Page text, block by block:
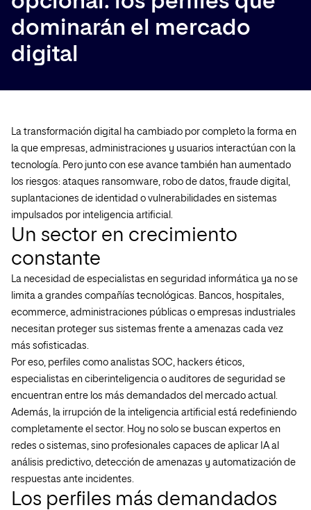
dominarán el mercado
digital
La transformación digital ha cambiado por completo la forma en
la que empresas, administraciones y usuarios interactúan con la
tecnología. Pero junto con ese avance también han aumentado
los riesgos: ataques ransomware, robo de datos, fraude digital,
suplantaciones de identidad o vulnerabilidades en sistemas
impulsados por inteligencia artificial.
Un sector en crecimiento
constante
La necesidad de especialistas en seguridad informática ya no se
limita a grandes compañías tecnológicas. Bancos, hospitales,
ecommerce, administraciones públicas o empresas industriales
necesitan proteger sus sistemas frente a amenazas cada vez
más sofisticadas.
Por eso, perfiles como analistas SOC, hackers éticos,
especialistas en ciberinteligencia o auditores de seguridad se
encuentran entre los más demandados del mercado actual.
Además, la irrupción de la inteligencia artificial está redefiniendo
completamente el sector. Hoy no solo se buscan expertos en
redes o sistemas, sino profesionales capaces de aplicar IA al
análisis predictivo, detección de amenazas y automatización de
respuestas ante incidentes.
Los perfiles más demandados